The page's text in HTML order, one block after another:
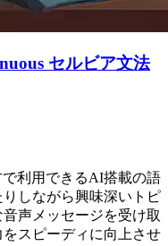
セルビア文法
利用できるAI搭載の語
しながら興味深いトピ
声メッセージを受け取
スピーディに向上させ